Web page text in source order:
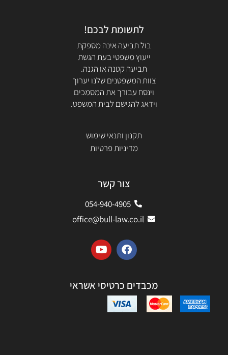
לתשומת לבכם!
בול תביעה אינה מספקת
ייעוץ משפטי בעת הגשת
תביעה קטנה או הגנה.
צוות המשפטנים שלנו יערוך
וינסח עבורך את המסמכים
וידאג להגישם לבית המשפט.
תקנון ותנאי שימוש
מדיניות פרטיות
צור קשר
054-940-4905
office@bull-law.co.il
F
a
c
o
o
k
Y
o
u
b
מכבדים כרטיסי אשראי